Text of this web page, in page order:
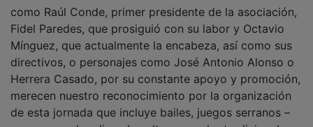
Fidel Paredes, que prosiguió con su labor y Octavio
Mínguez, que actualmente la encabeza, así como sus
directivos, o personajes como José Antonio Alonso o
Herrera Casado, por su constante apoyo y promoción,
merecen nuestro reconocimiento por la organización
de esta jornada que incluye bailes, juegos serranos –
para poner de relieve la cultura popular tradicional–,